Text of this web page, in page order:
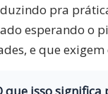
pra
esperando o
e que